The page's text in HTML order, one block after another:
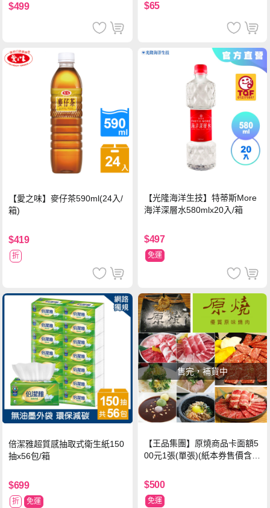
$499 $65
【愛之味】麥仔茶590ml(24入/
箱)
$419
折
【光隆海洋生技】特蒂斯More
海洋深層水580mlx20入/箱
$497
免運
倍潔雅超質感抽取式衛生紙150
抽x56包/箱
$699
折 免運
售完，補貨中
【王品集團】原燒商品卡面額5
00元1張(單張)(紙本券售價含平
$500
免運